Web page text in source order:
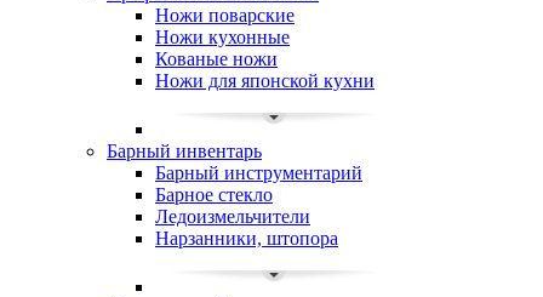
Ножи поварские
Ножи кухонные
Кованые ножи
Ножи для японской кухни
Барный инвентарь
Барный инструментарий
Барное стекло
Ледоизмельчители
Нарзанники, штопора